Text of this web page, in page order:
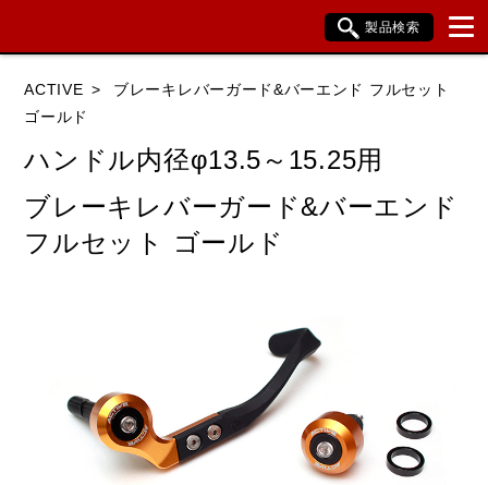
製品検索
HONDA YAMAHA SUZUKI
KAWASAKI BMW DUCATI
閉じる
ACTIVE
ブレーキレバーガード&バーエンド フルセット
ゴールド
ハンドル内径φ13.5～15.25用
ブレーキレバーガード&バーエンド
フルセット ゴールド